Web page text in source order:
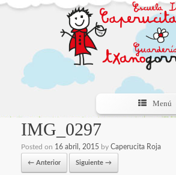
Menú
IMG_0297
Posted on 16 abril, 2015 by Caperucita Roja
← Anterior Siguiente →